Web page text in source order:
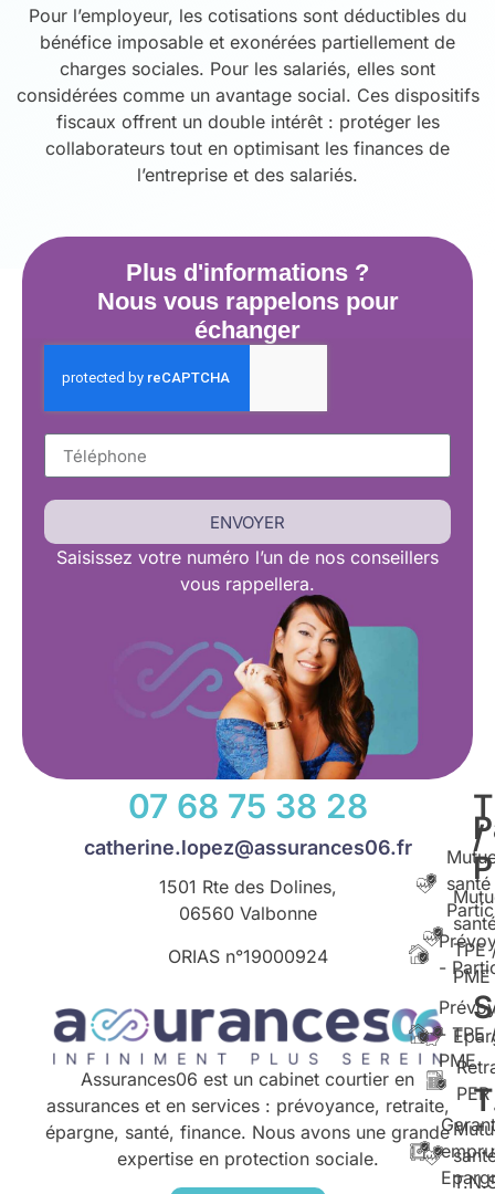
Pour l’employeur, les cotisations sont déductibles du
bénéfice imposable et exonérées partiellement de
charges sociales. Pour les salariés, elles sont
considérées comme un avantage social. Ces dispositifs
fiscaux offrent un double intérêt : protéger les
collaborateurs tout en optimisant les finances de
l’entreprise et des salariés.
Plus d'informations ?
Nous vous rappelons pour
échanger
ENVOYER
Saisissez votre numéro l’un de nos conseillers
vous rappellera.
07 68 75 38 28
catherine.lopez@assurances06.fr
1501 Rte des Dolines,
06560 Valbonne
ORIAS n°19000924
Assurances06 est un cabinet courtier en
assurances et en services : prévoyance, retraite,
épargne, santé, finance. Nous avons une grande
expertise en protection sociale.
/
TPE
PME
- TPE
PME
-
PER